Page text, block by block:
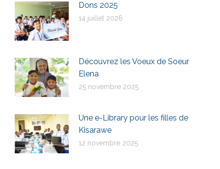
Dons 2025
14 juillet 2026
Découvrez les Voeux de Soeur
Elena
25 novembre 2025
Une e-Library pour les filles de
Kisarawe
12 novembre 2025